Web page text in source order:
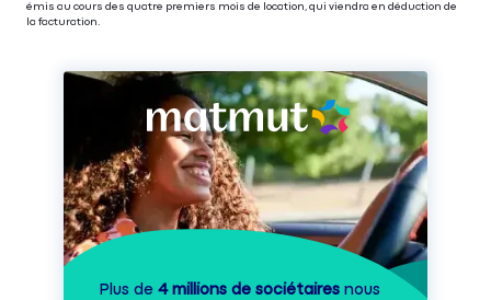
émis au cours des quatre premiers mois de location, qui viendra en déduction de
la facturation.
Plus de 4 millions de sociétaires nous